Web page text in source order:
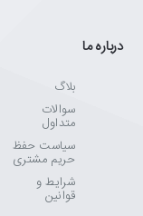
درباره ما
بلاگ
سوالات
متداول
سیاست حفظ
حریم مشتری
شرایط و
قوانین